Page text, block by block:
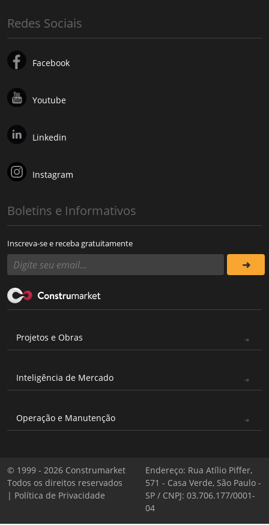
Redes Sociais
Facebook
Youtube
Linkedin
Instagram
Boletins e Informativos
Inscreva-se e receba gratuitamente
Projetos e Obras
Inteligência de Mercado
Operação e Manutenção
© 1999 - 2026 Construmarket
Todos os direitos reservados
| Política de Privacidade
Endereço: Rua Atílio Piffer,
571 - Casa Verde, São Paulo -
SP / CNPJ: 03.706.177/0001-
04